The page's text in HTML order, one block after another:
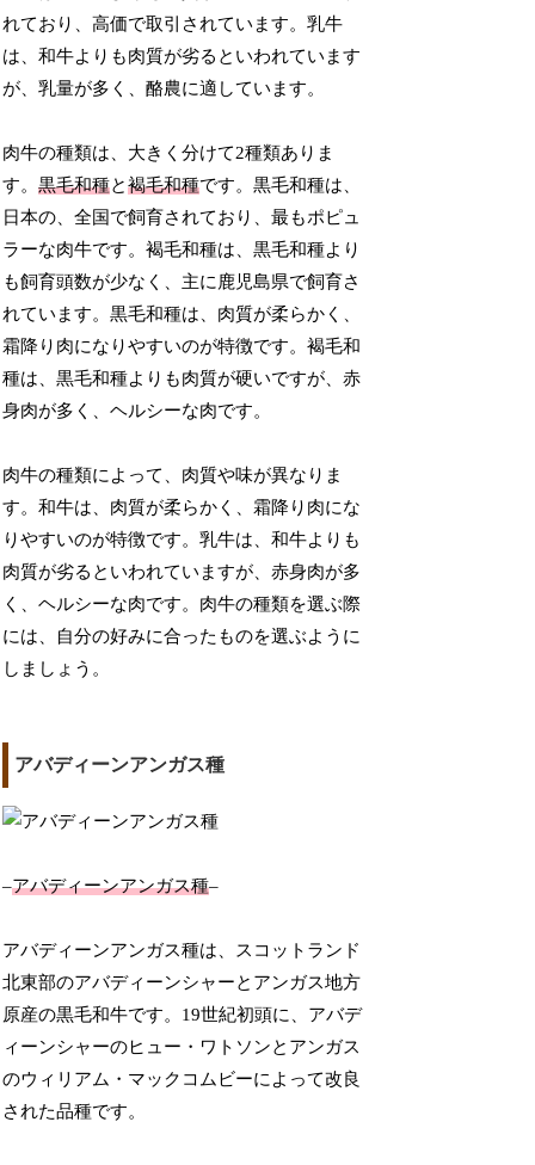
れており、高価で取引されています。乳牛
は、和牛よりも肉質が劣るといわれています
が、乳量が多く、酪農に適しています。
肉牛の種類は、大きく分けて2種類ありま
す。黒毛和種と褐毛和種です。黒毛和種は、
日本の、全国で飼育されており、最もポピュ
ラーな肉牛です。褐毛和種は、黒毛和種より
も飼育頭数が少なく、主に鹿児島県で飼育さ
れています。黒毛和種は、肉質が柔らかく、
霜降り肉になりやすいのが特徴です。褐毛和
種は、黒毛和種よりも肉質が硬いですが、赤
身肉が多く、ヘルシーな肉です。
肉牛の種類によって、肉質や味が異なりま
す。和牛は、肉質が柔らかく、霜降り肉にな
りやすいのが特徴です。乳牛は、和牛よりも
肉質が劣るといわれていますが、赤身肉が多
く、ヘルシーな肉です。肉牛の種類を選ぶ際
には、自分の好みに合ったものを選ぶように
しましょう。
アバディーンアンガス種
–アバディーンアンガス種–
アバディーンアンガス種は、スコットランド
北東部のアバディーンシャーとアンガス地方
原産の黒毛和牛です。19世紀初頭に、アバデ
ィーンシャーのヒュー・ワトソンとアンガス
のウィリアム・マックコムビーによって改良
された品種です。